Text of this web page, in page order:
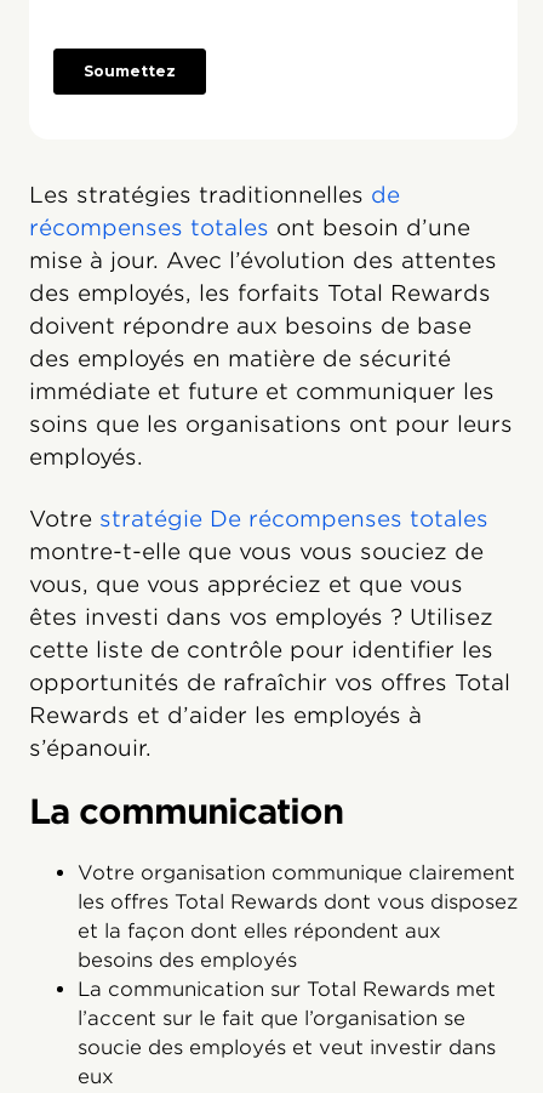
Les stratégies traditionnelles de
récompenses totales ont besoin d’une
mise à jour. Avec l’évolution des attentes
des employés, les forfaits Total Rewards
doivent répondre aux besoins de base
des employés en matière de sécurité
immédiate et future et communiquer les
soins que les organisations ont pour leurs
employés.
Votre stratégie De récompenses totales
montre-t-elle que vous vous souciez de
vous, que vous appréciez et que vous
êtes investi dans vos employés ? Utilisez
cette liste de contrôle pour identifier les
opportunités de rafraîchir vos offres Total
Rewards et d’aider les employés à
s’épanouir.
La communication
Votre organisation communique clairement
les offres Total Rewards dont vous disposez
et la façon dont elles répondent aux
besoins des employés
La communication sur Total Rewards met
l’accent sur le fait que l’organisation se
soucie des employés et veut investir dans
eux